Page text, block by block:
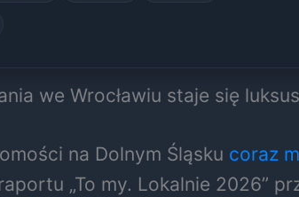
we Wrocławiu staje się
na Dolnym Śląsku coraz
„To my. Lokalnie 2026”